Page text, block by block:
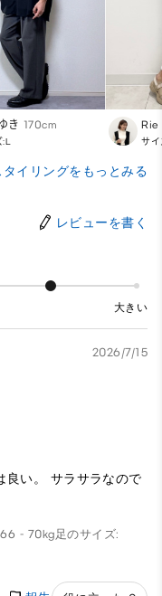
き 170cm
:L
Rie
サイ
タイリングをもっとみる
レビューを書く
大きい
2026/7/15
良い。 サラサラなので
- 70kg足のサイズ: